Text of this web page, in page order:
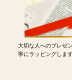
大切な人へのプレゼ
寧にラッピングしま